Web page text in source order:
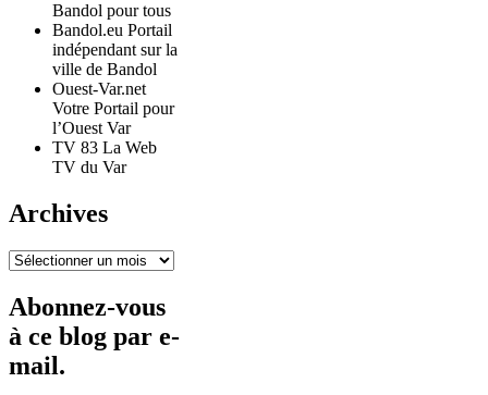
Bandol pour tous
Bandol.eu Portail
indépendant sur la
ville de Bandol
Ouest-Var.net
Votre Portail pour
l’Ouest Var
TV 83 La Web
TV du Var
Archives
Archives
Abonnez-vous
à ce blog par e-
mail.